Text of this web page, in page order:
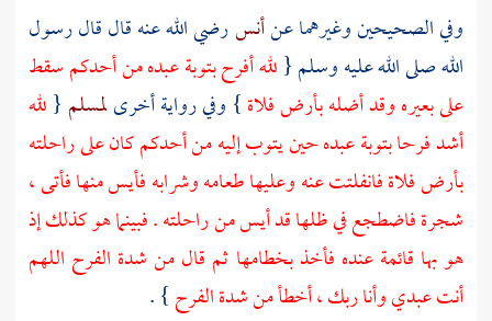
وفي الصحيحين وغيرهما عنأنسرضي الله عنه قال قال رسول
الله صلى الله عليه وسلم {لله أفرح بتوبة عبده من أحدكم سقط
على بعيره وقد أضله بأرض فلاة} وفي رواية أخرىلمسلم {لله
أشد فرحا بتوبة عبده حين يتوب إليه من أحدكم كان على راحلته
بأرض فلاة فانفلتت عنه وعليها طعامه وشرابه فأيس منها فأتى ،
شجرة فاضطجع في ظلها قد أيس من راحلته . فبينما هو كذلك إذ
هو بها قائمة عنده فأخذ بخطامها ثم قال من شدة الفرح اللهم
أنت عبدي وأنا ربك ، أخطأ من شدة الفرح} .